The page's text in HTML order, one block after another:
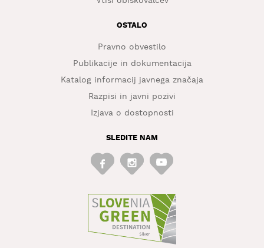
OSTALO
Pravno obvestilo
Publikacije in dokumentacija
Katalog informacij javnega značaja
Razpisi in javni pozivi
Izjava o dostopnosti
SLEDITE NAM